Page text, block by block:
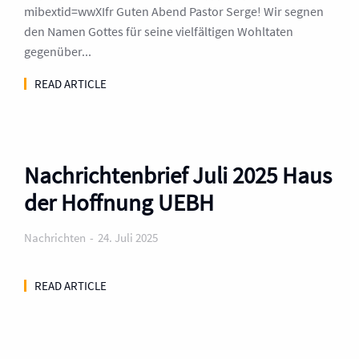
mibextid=wwXIfr Guten Abend Pastor Serge! Wir segnen
den Namen Gottes für seine vielfältigen Wohltaten
gegenüber...
READ ARTICLE
Nachrichtenbrief Juli 2025 Haus
der Hoffnung UEBH
Nachrichten 24. Juli 2025
READ ARTICLE